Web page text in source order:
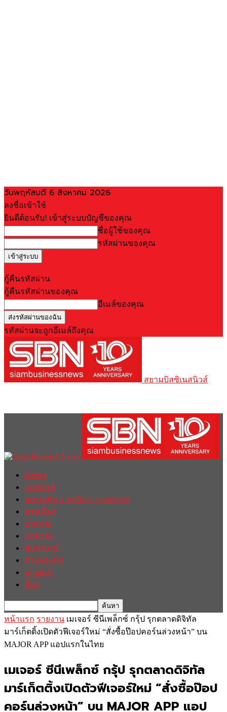
วันพฤหัสบดี 6 สิงหาคม 2026
ลงชื่อเข้าใช้
ยินดีต้อนรับ! เข้าสู่ระบบบัญชีของคุณ
ชื่อผู้ใช้ของคุณ
รหัสผ่านของคุณ
กู้คืนรหัสผ่าน
กู้คืนรหัสผ่านของคุณ
อีเมล์ของคุณ
รหัสผ่านจะถูกอีเมล์ถึงคุณ
สยามบิสซิเนสนิวส์
Home
ฮอตนิวส์
เศรษฐกิจ / ธุรกิจ / การตลาด
การเมือง
รายงาน
บทความ
สัมภาษณ์
ต่างประเทศ
english
อื่นๆ
หน้าแรก รายงาน เมเจอร์ ซีนีเพล็กซ์ กรุ้ป รุกตลาดดิจิทัล
มาร์เก็ตติ้งเปิดตัวฟีเจอร์ใหม่ “สั่งซื้อป๊อปคอร์นล่วงหน้า” บน
MAJOR APP แอปแรกในไทย
เมเจอร์ ซีนีเพล็กซ์ กรุ้ป รุกตลาดดิจิทัล
มาร์เก็ตติ้งเปิดตัวฟีเจอร์ใหม่ “สั่งซื้อป๊อป
คอร์นล่วงหน้า” บน MAJOR APP แอป